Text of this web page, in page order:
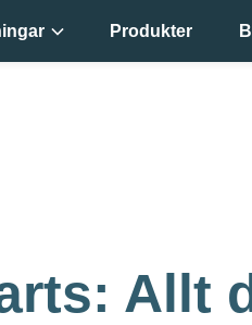
Produkter
Allt